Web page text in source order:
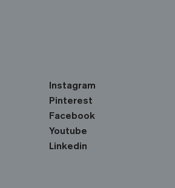
Instagram
Pinterest
Facebook
Youtube
Linkedin